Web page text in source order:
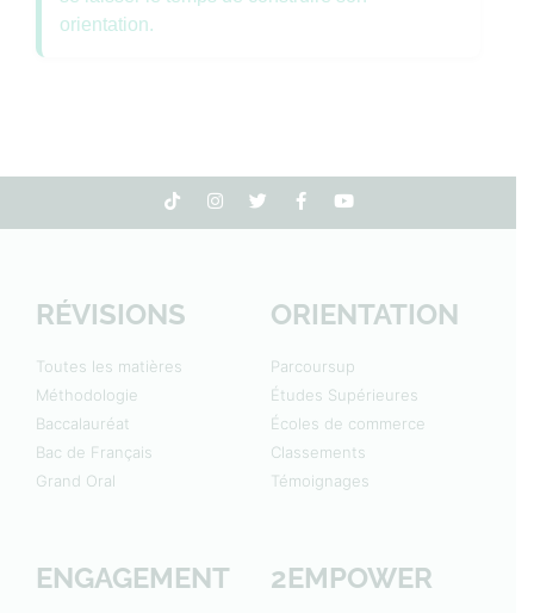
orientation.
RÉVISIONS
Toutes les matières
Méthodologie
Baccalauréat
Bac de Français
Grand Oral
ORIENTATION
Parcoursup
Études Supérieures
Écoles de commerce
Classements
Témoignages
ENGAGEMENT 2EMPOWER